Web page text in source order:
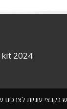
בקבצי עוגיות
2024